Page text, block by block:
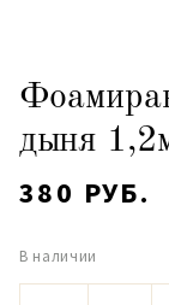
дыня
380 РУБ.
В наличии